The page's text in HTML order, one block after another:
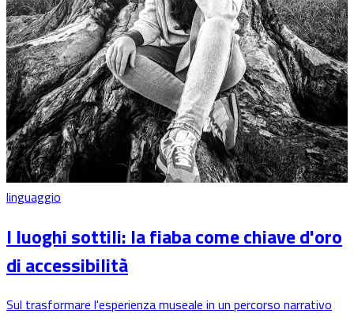
linguaggio
I luoghi sottili: la fiaba come chiave d'oro
di accessibilità
Sul trasformare l'esperienza museale in un percorso narrativo